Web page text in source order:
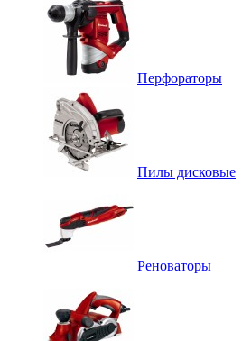
Перфораторы
Пилы дисковые
Реноваторы